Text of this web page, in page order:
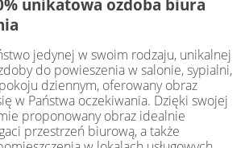
unikatowa ozdoba biura
jedynej w swoim rodzaju, unikalnej
do powieszenia w salonie, sypialni,
dziennym, oferowany obraz
w Państwa oczekiwania. Dzięki swojej
proponowany obraz idealnie
przestrzeń biurową, a także